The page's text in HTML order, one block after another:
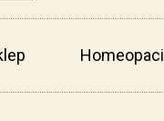
Homeopaci